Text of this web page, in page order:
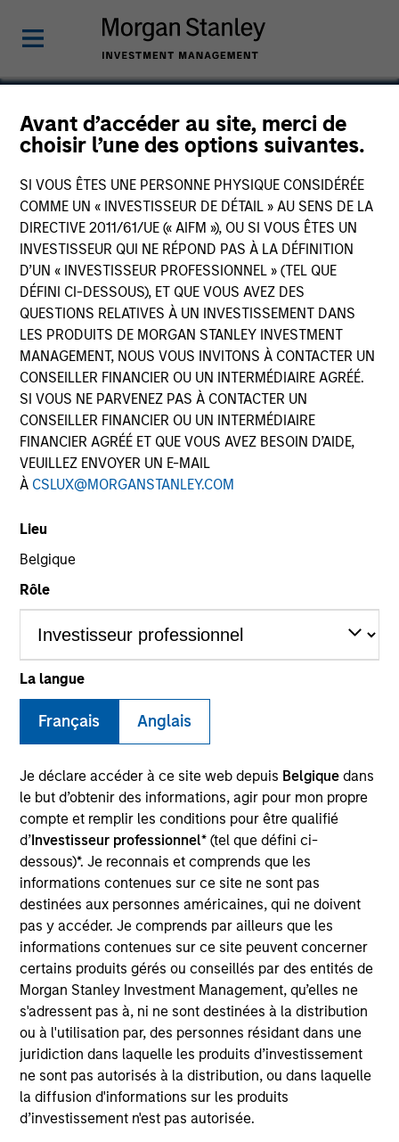
Avant d’accéder au site, merci de
choisir l’une des options suivantes.
SI VOUS ÊTES UNE PERSONNE PHYSIQUE CONSIDÉRÉE
COMME UN « INVESTISSEUR DE DÉTAIL » AU SENS DE LA
DIRECTIVE 2011/61/UE (« AIFM »), OU SI VOUS ÊTES UN
INVESTISSEUR QUI NE RÉPOND PAS À LA DÉFINITION
D’UN « INVESTISSEUR PROFESSIONNEL » (TEL QUE
DÉFINI CI-DESSOUS), ET QUE VOUS AVEZ DES
QUESTIONS RELATIVES À UN INVESTISSEMENT DANS
LES PRODUITS DE MORGAN STANLEY INVESTMENT
MANAGEMENT, NOUS VOUS INVITONS À CONTACTER UN
CONSEILLER FINANCIER OU UN INTERMÉDIAIRE AGRÉÉ.
SI VOUS NE PARVENEZ PAS À CONTACTER UN
CONSEILLER FINANCIER OU UN INTERMÉDIAIRE
FINANCIER AGRÉÉ ET QUE VOUS AVEZ BESOIN D’AIDE,
VEUILLEZ ENVOYER UN E-MAIL
À CSLUX@MORGANSTANLEY.COM
Lieu
Belgique
Rôle
La langue
Français Anglais
Je déclare accéder à ce site web depuis Belgique dans
le but d’obtenir des informations, agir pour mon propre
compte et remplir les conditions pour être qualifié
d’Investisseur professionnel* (tel que défini ci-
dessous)*. Je reconnais et comprends que les
informations contenues sur ce site ne sont pas
destinées aux personnes américaines, qui ne doivent
pas y accéder. Je comprends par ailleurs que les
informations contenues sur ce site peuvent concerner
certains produits gérés ou conseillés par des entités de
Morgan Stanley Investment Management, qu’elles ne
s'adressent pas à, ni ne sont destinées à la distribution
ou à l'utilisation par, des personnes résidant dans une
juridiction dans laquelle les produits d’investissement
ne sont pas autorisés à la distribution, ou dans laquelle
la diffusion d'informations sur les produits
d’investissement n'est pas autorisée.
Triana Energy I
SECTOR
Energy
COUNTRY
United States
Invested on
Jan 2001
Transaction Type
Growth Investment
Realization Date
Jan 2006
Triana Energy is a natural gas exploration and
production company led by one of the premier
management teams in the Appalachian Basin.
View Current Employment Opportunities
View Site
Investment Team
Morgan Stanley Energy Partners
Press Release
Morgan Stanley Private Equity and Triana
Energy Announce Second Partnership